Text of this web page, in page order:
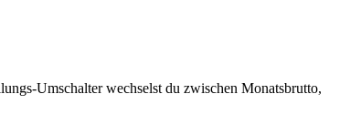
Umschalter wechselst du zwischen Monatsbrutto,